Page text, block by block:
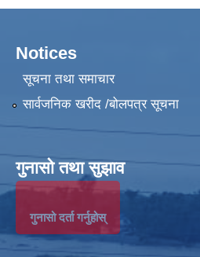
Notices
सूचना तथा समाचार
सार्वजनिक खरीद /बोलपत्र सूचना
गुनासो तथा सुझाव
गुनासो दर्ता गर्नुहोस्